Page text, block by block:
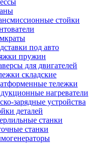
стойки
под авто
пружин
для двигателей
складские
тележки
нагреватели
зарядные устройства
деталей
станки
станки